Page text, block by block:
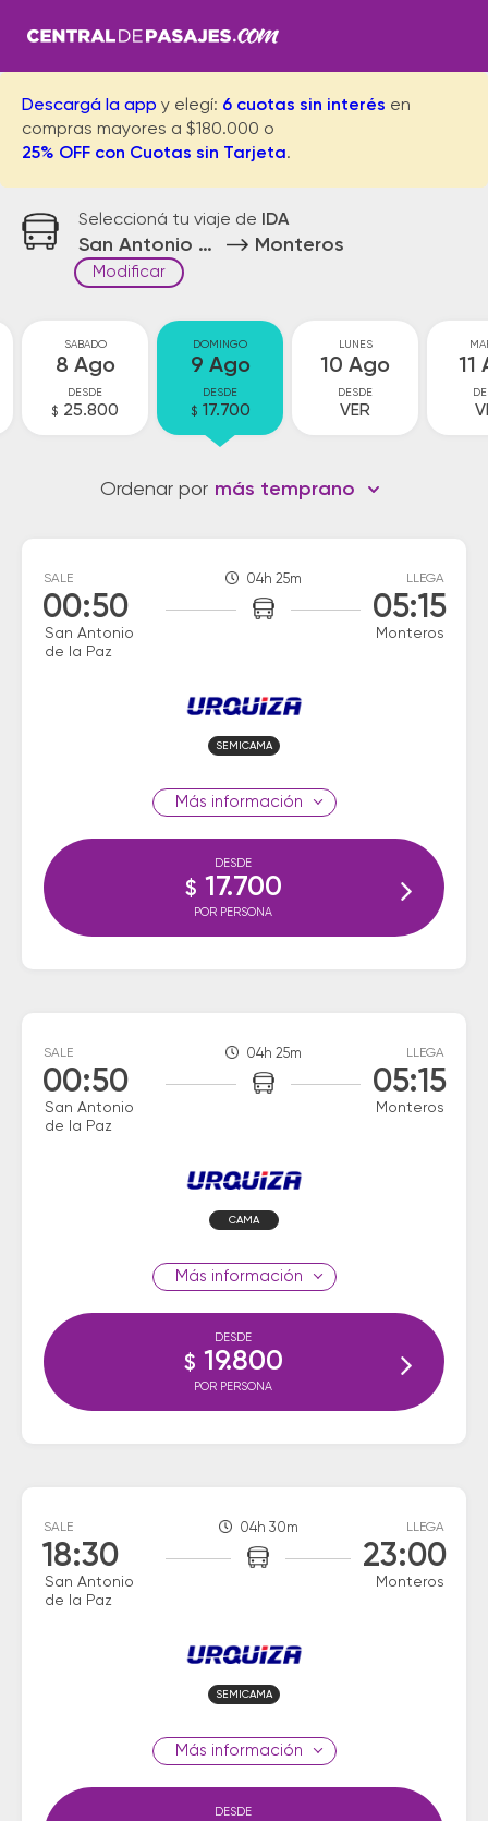
Descargá la app y elegí: 6 cuotas sin interés en
compras mayores a $180.000 o
25% OFF con Cuotas sin Tarjeta.
Seleccioná tu viaje de IDA
San Antonio de la Paz Monteros
Modificar
SABADO
8 Ago
DESDE
$ 25.800
DOMINGO
9 Ago
DESDE
$ 17.700
LUNES
10 Ago
DESDE
VER
11
Ordenar por más temprano
SALE
00:50
San Antonio
de la Paz
04h 25m LLEGA
05:15
Monteros
SEMICAMA
información
DESDE
$ 17.700
POR PERSONA
SALE
00:50
San Antonio
de la Paz
04h 25m LLEGA
05:15
Monteros
CAMA
información
DESDE
$ 19.800
POR PERSONA
SALE
18:30
San Antonio
de la Paz
04h 30m LLEGA
23:00
Monteros
SEMICAMA
información
DESDE